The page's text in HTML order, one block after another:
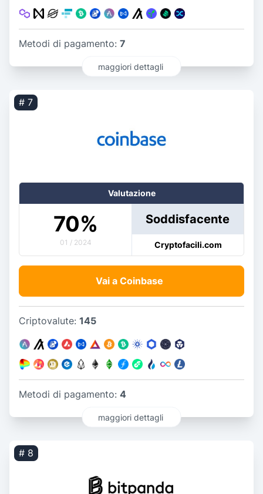
Metodi di pagamento: 7
maggiori dettagli
# 7
Valutazione
70%
01 / 2024
Soddisfacente
Cryptofacili.com
Vai a Coinbase
Criptovalute: 145
Metodi di pagamento: 4
maggiori dettagli
# 8